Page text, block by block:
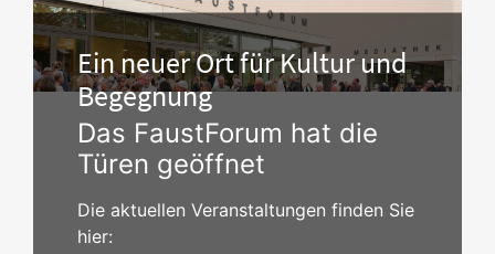
Ein neuer Ort für Kultur und
Begegnung
Das FaustForum hat die
Türen geöffnet
Die aktuellen Veranstaltungen finden Sie
hier: